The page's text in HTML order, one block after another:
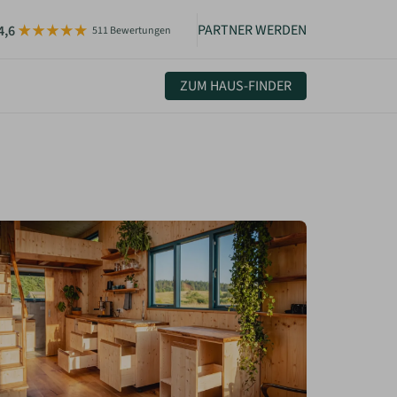
511 Bewertungen PARTNER WERDEN
ZUM HAUS-FINDER